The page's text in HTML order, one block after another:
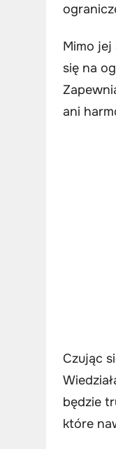
Mimo
się na
ani
Czując
będzie
które